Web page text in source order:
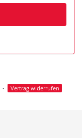
Vertrag widerrufen